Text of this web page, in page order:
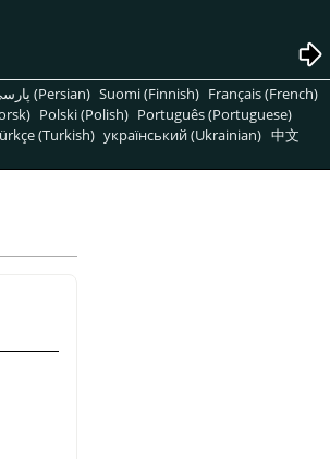
پارسی (Persian) Suomi (Finnish) Français (French)
Polski (Polish) Português (Portuguese)
(Turkish) український (Ukrainian) 中文